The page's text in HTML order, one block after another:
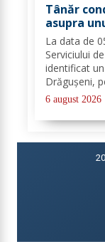
Tânăr
asupra
La data de
Serviciului
identificat
Drăgușeni,
emis un
de...
6 august 2026